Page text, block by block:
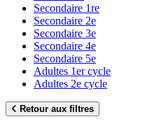
Secondaire 1re
Secondaire 2e
Secondaire 3e
Secondaire 4e
Secondaire 5e
Adultes 1er cycle
Adultes 2e cycle
Retour aux filtres